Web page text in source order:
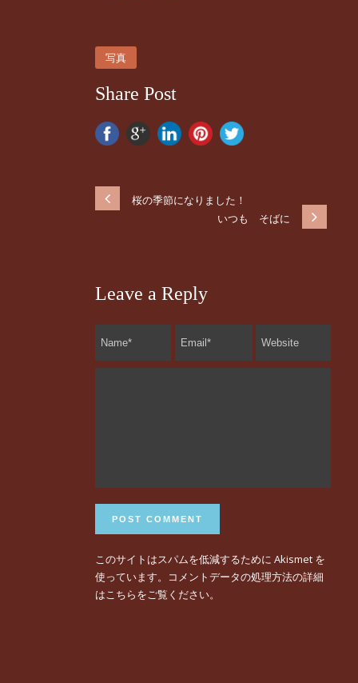
写真
Share Post
桜の季節になりました！
いつも そばに
Leave a Reply
このサイトはスパムを低減するために Akismet を
使っています。
コメントデータの処理方法の詳細
はこちらをご覧ください。